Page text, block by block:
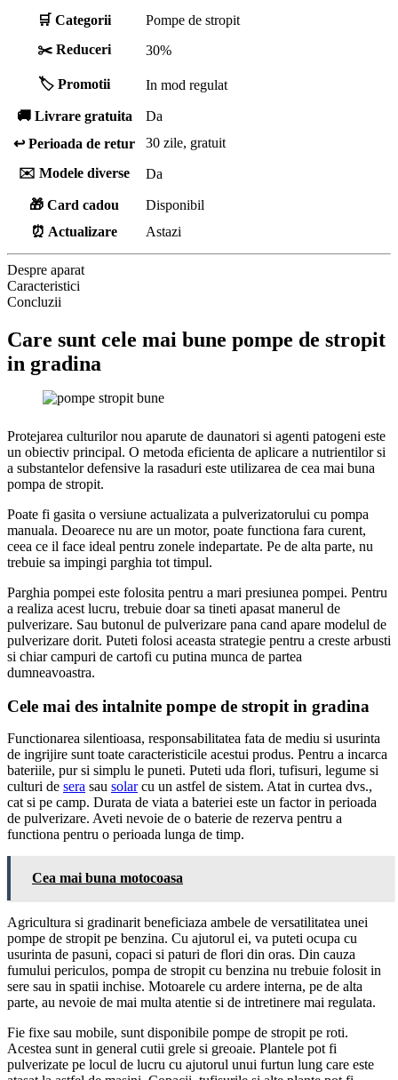
🛒 Categorii
Pompe de stropit
✂️ Reduceri
30%
🏷️ Promotii In mod regulat
🚚 Livrare gratuita
Da
↩️ Perioada de retur
30 zile, gratuit
✉️ Modele diverse
Da
🎁 Card cadou
Disponibil
⏰ Actualizare
Astazi
Despre aparat
Caracteristici
Concluzii
Care sunt cele mai bune pompe de stropit
in gradina
Protejarea culturilor nou aparute de daunatori si agenti patogeni este
un obiectiv principal. O metoda eficienta de aplicare a nutrientilor si
a substantelor defensive la rasaduri este utilizarea de cea mai buna
pompa de stropit.
Poate fi gasita o versiune actualizata a pulverizatorului cu pompa
manuala. Deoarece nu are un motor, poate functiona fara curent,
ceea ce il face ideal pentru zonele indepartate. Pe de alta parte, nu
trebuie sa impingi parghia tot timpul.
Parghia pompei este folosita pentru a mari presiunea pompei. Pentru
a realiza acest lucru, trebuie doar sa tineti apasat manerul de
pulverizare. Sau butonul de pulverizare pana cand apare modelul de
pulverizare dorit. Puteti folosi aceasta strategie pentru a creste arbusti
si chiar campuri de cartofi cu putina munca de partea
dumneavoastra.
Cele mai des intalnite pompe de stropit in gradina
Functionarea silentioasa, responsabilitatea fata de mediu si usurinta
de ingrijire sunt toate caracteristicile acestui produs. Pentru a incarca
bateriile, pur si simplu le puneti. Puteti uda flori, tufisuri, legume si
culturi de sera sau solarcu un astfel de sistem. Atat in curtea dvs.,
cat si pe camp. Durata de viata a bateriei este un factor in perioada
de pulverizare. Aveti nevoie de o baterie de rezerva pentru a
functiona pentru o perioada lunga de timp.
Cea mai buna motocoasa
Agricultura si gradinarit beneficiaza ambele de versatilitatea unei
pompe de stropit pe benzina. Cu ajutorul ei, va puteti ocupa cu
usurinta de pasuni, copaci si paturi de flori din oras. Din cauza
fumului periculos, pompa de stropit cu benzina nu trebuie folosit in
sere sau in spatii inchise. Motoarele cu ardere interna, pe de alta
parte, au nevoie de mai multa atentie si de intretinere mai regulata.
Fie fixe sau mobile, sunt disponibile pompe de stropit pe roti.
Acestea sunt in general cutii grele si greoaie. Plantele pot fi
pulverizate pe locul de lucru cu ajutorul unui furtun lung care este